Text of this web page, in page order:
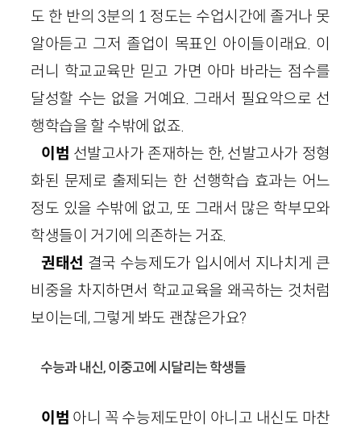
도 한 반의 3분의 1 정도는 수업시간에 졸거나 못
알아듣고 그저 졸업이 목표인 아이들이래요. 이
러니 학교교육만 믿고 가면 아마 바라는 점수를
달성할 수는 없을 거예요. 그래서 필요악으로 선
행학습을 할 수밖에 없죠.
이범 선발고사가 존재하는 한, 선발고사가 정형
화된 문제로 출제되는 한 선행학습 효과는 어느
정도 있을 수밖에 없고, 또 그래서 많은 학부모와
학생들이 거기에 의존하는 거죠.
권태선 결국 수능제도가 입시에서 지나치게 큰
비중을 차지하면서 학교교육을 왜곡하는 것처럼
보이는데, 그렇게 봐도 괜찮은가요?
수능과 내신, 이중고에 시달리는 학생들
이범 아니 꼭 수능제도만이 아니고 내신도 마찬